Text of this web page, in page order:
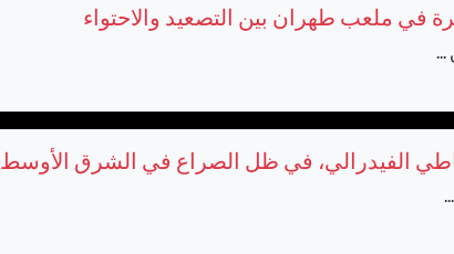
في ملعب طهران بين التصعيد والاحتواء
...
الفيدرالي، في ظل الصراع في الشرق الأوسط